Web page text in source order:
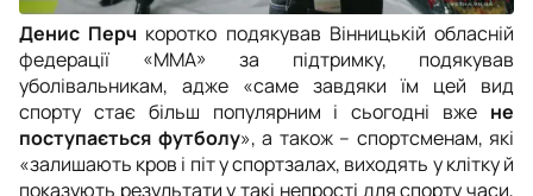
Денис Перч коротко подякував Вінницькій обласній
федерації «ММА» за підтримку, подякував
уболівальникам, адже «саме завдяки їм цей вид
спорту стає більш популярним і сьогодні вже не
поступається футболу», а також – спортсменам, які
«залишають кров і піт у спортзалах, виходять у клітку й
показують результати у такі непрості для спорту часи,